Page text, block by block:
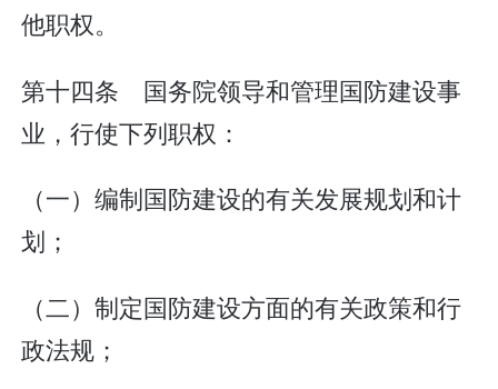
他职权。
第十四条 国务院领导和管理国防建设事
业，行使下列职权：
（一）编制国防建设的有关发展规划和计
划；
（二）制定国防建设方面的有关政策和行
政法规；